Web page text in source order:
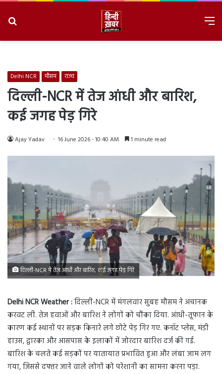
Delhi NCR मौसम राज्य
दिल्ली-NCR में तेज आंधी और बारिश,
कई जगह पेड़ गिरे
Ajay Yadav 16 June 2026 - 10:40 AM 1 minute read
दिल्ली-NCR में तेज आंधी और बारिश, कई जगह पेड़ गिरे
Delhi NCR Weather :दिल्ली-NCR में मंगलवार सुबह मौसम ने अचानक
करवट ली. तेज हवाओं और बारिश ने लोगों को चौंका दिया. आंधी-तूफान के
कारण कई स्थानों पर सड़क किनारे लगे छोटे पेड़ गिर गए. कनॉट प्लेस, मंडी
हाउस, द्वारका और आसपास के इलाकों में जोरदार बारिश दर्ज की गई.
बारिश के चलते कई सड़कों पर यातायात प्रभावित हुआ और लंबा जाम लग
गया, जिससे दफ्तर जाने वाले लोगों को परेशानी का सामना करना पड़ा.